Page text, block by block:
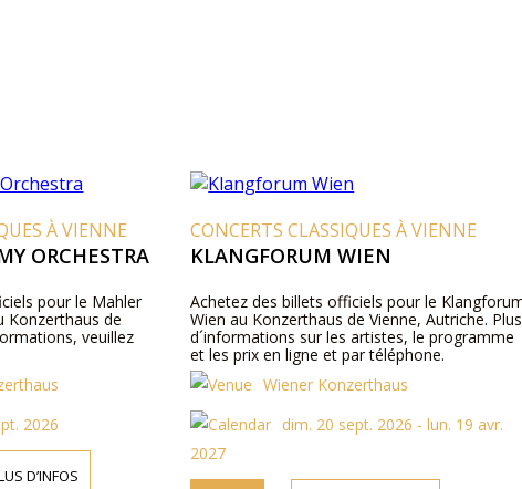
À VIENNE
ORCHESTRA
pour le Mahler
Konzerthaus de
veuillez
2026
D’INFOS
CONCERTS CLASSIQUES À VIENNE
KLANGFORUM WIEN
Achetez des billets officiels pour le
Wien au Konzerthaus de Vienne, Autriche. Plus
d´informations sur les artistes, le programme
et les prix en ligne et par téléphone.
Wiener Konzerthaus
dim. 20 sept. 2026 - lun. 19 avr.
2027